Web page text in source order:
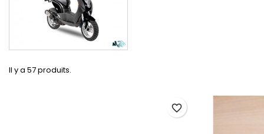
Il y a 57 produits.
favorite_border